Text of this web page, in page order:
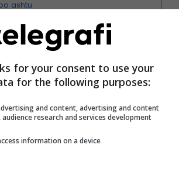
E ardhmja e
nuk është prioritet i
me trajnerin Niko Kovac
për rikthim në Santiago
for your consent to use your
for the following purposes:
and content, advertising and content
research and services development
information on a device